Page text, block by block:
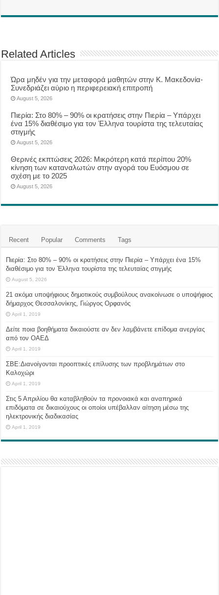
Related Articles
Ώρα μηδέν για την μεταφορά μαθητών στην Κ. Μακεδονία-
Συνεδριάζει αύριο η περιφερειακή επιτροπή
August 5, 2026
Πιερία: Στο 80% – 90% οι κρατήσεις στην Πιερία – Υπάρχει
ένα 15% διαθέσιμο για τον Έλληνα τουρίστα της τελευταίας
στιγμής
August 5, 2026
Θερινές εκπτώσεις 2026: Μικρότερη κατά περίπου 20%
κίνηση των καταναλωτών στην αγορά του Ευόσμου σε
σχέση με το 2025
August 5, 2026
Recent Popular Comments Tags
Πιερία: Στο 80% – 90% οι κρατήσεις στην Πιερία – Υπάρχει ένα 15%
διαθέσιμο για τον Έλληνα τουρίστα της τελευταίας στιγμής
August 5, 2026
21 ακόμα υποψήφιους δημοτικούς συμβούλους ανακοίνωσε ο υποψήφιος
δήμαρχος Θεσσαλονίκης, Γιώργος Ορφανός
April 1, 2019
Δείτε ποια βοηθήματα δικαιούστε αν δεν λαμβάνετε επίδομα ανεργίας
από τον ΟΑΕΔ
April 1, 2019
ΣΒΕ:Διανοίγονται προοπτικές επίλυσης των προβλημάτων στο
Καλοχώρι
April 1, 2019
Στις 5 Απριλίου θα καταβληθούν τα προνοιακά και αναπηρικά
επιδόματα σε δικαιούχους οι οποίοι υπέβαλλαν αίτηση μέσω της
ηλεκτρονικής διαδικασίας
April 1, 2019